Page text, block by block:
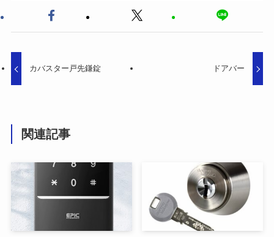
カバスター戸先鎌錠 ドアバー
関連記事